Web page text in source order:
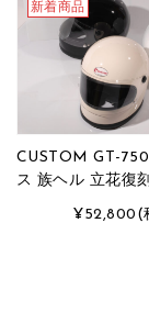
新着商品
CUSTOM GT-
ス 族ヘル 立花復刻
¥52,800 (